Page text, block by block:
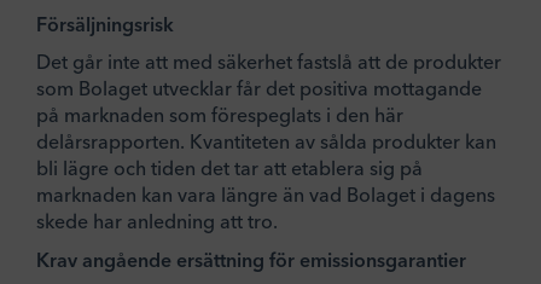
Försäljningsrisk
Det går inte att med säkerhet fastslå att de produkter
som Bolaget utvecklar får det positiva mottagande
på marknaden som förespeglats i den här
delårsrapporten. Kvantiteten av sålda produkter kan
bli lägre och tiden det tar att etablera sig på
marknaden kan vara längre än vad Bolaget i dagens
skede har anledning att tro.
Krav angående ersättning för emissionsgarantier